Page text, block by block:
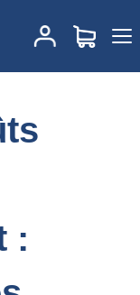
Marges sur
des marges en
: